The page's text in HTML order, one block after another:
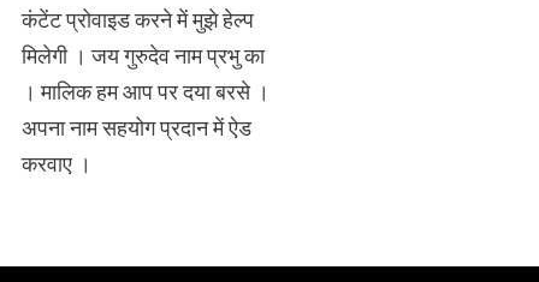
कंटेंट प्रोवाइड करने में मुझे हेल्प
मिलेगी । जय गुरुदेव नाम प्रभु का
। मालिक हम आप पर दया बरसे ।
अपना नाम सहयोग प्रदान में ऐड
करवाए ।